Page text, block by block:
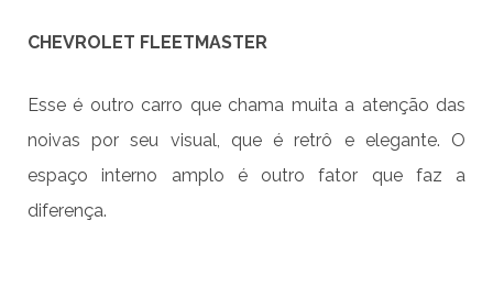
CHEVROLET FLEETMASTER
Esse é outro carro que chama muita a atenção das
noivas por seu visual, que é retrô e elegante. O
espaço interno amplo é outro fator que faz a
diferença.